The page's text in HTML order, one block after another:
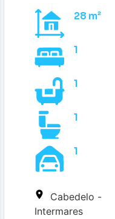
28 m²
1
1
1
1
Cabedelo -
Intermares